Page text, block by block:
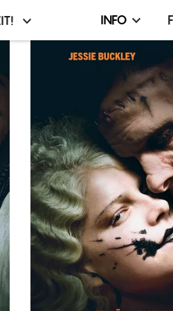
Infó,
menü
INFO